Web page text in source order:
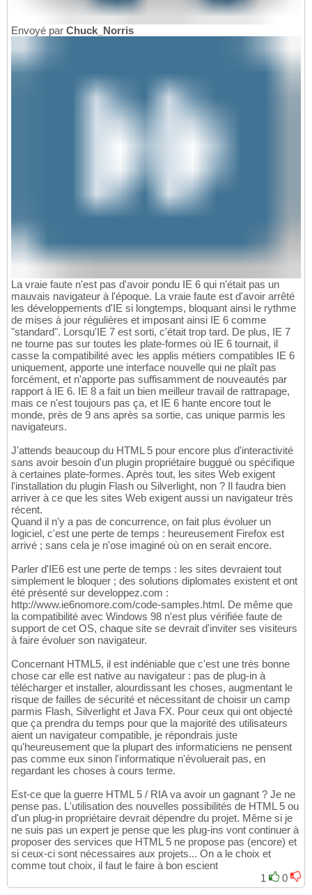
Envoyé par Chuck_Norris
La vraie faute n'est pas d'avoir pondu IE 6 qui n'était pas un
mauvais navigateur à l'époque. La vraie faute est d'avoir arrêté
les développements d'IE si longtemps, bloquant ainsi le rythme
de mises à jour régulières et imposant ainsi IE 6 comme
"standard". Lorsqu'IE 7 est sorti, c'était trop tard. De plus, IE 7
ne tourne pas sur toutes les plate-formes où IE 6 tournait, il
casse la compatibilité avec les applis métiers compatibles IE 6
uniquement, apporte une interface nouvelle qui ne plaît pas
forcément, et n'apporte pas suffisamment de nouveautés par
rapport à IE 6. IE 8 a fait un bien meilleur travail de rattrapage,
mais ce n'est toujours pas ça, et IE 6 hante encore tout le
monde, près de 9 ans après sa sortie, cas unique parmis les
navigateurs.
J'attends beaucoup du HTML 5 pour encore plus d'interactivité
sans avoir besoin d'un plugin propriétaire buggué ou spécifique
à certaines plate-formes. Après tout, les sites Web exigent
l'installation du plugin Flash ou Silverlight, non ? Il faudra bien
arriver à ce que les sites Web exigent aussi un navigateur très
récent.
Quand il n'y a pas de concurrence, on fait plus évoluer un
logiciel, c'est une perte de temps : heureusement Firefox est
arrivé ; sans cela je n'ose imaginé où on en serait encore.
Parler d'IE6 est une perte de temps : les sites devraient tout
simplement le bloquer ; des solutions diplomates existent et ont
été présenté sur developpez.com :
http://www.ie6nomore.com/code-samples.html. De même que
la compatibilité avec Windows 98 n'est plus vérifiée faute de
support de cet OS, chaque site se devrait d'inviter ses visiteurs
à faire évoluer son navigateur.
Concernant HTML5, il est indéniable que c'est une très bonne
chose car elle est native au navigateur : pas de plug-in à
télécharger et installer, alourdissant les choses, augmentant le
risque de failles de sécurité et nécessitant de choisir un camp
parmis Flash, Silverlight et Java FX. Pour ceux qui ont objecté
que ça prendra du temps pour que la majorité des utilisateurs
aient un navigateur compatible, je répondrais juste
qu'heureusement que la plupart des informaticiens ne pensent
pas comme eux sinon l'informatique n'évoluerait pas, en
regardant les choses à cours terme.
Est-ce que la guerre HTML 5 / RIA va avoir un gagnant ? Je ne
pense pas. L'utilisation des nouvelles possibilités de HTML 5 ou
d'un plug-in propriétaire devrait dépendre du projet. Même si je
ne suis pas un expert je pense que les plug-ins vont continuer à
proposer des services que HTML 5 ne propose pas (encore) et
si ceux-ci sont nécessaires aux projets... On a le choix et
comme tout choix, il faut le faire à bon escient
1
0